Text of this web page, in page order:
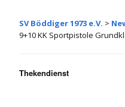
SV Böddiger 1973 e.V. >
9+10 KK Sportpistole
Thekendienst